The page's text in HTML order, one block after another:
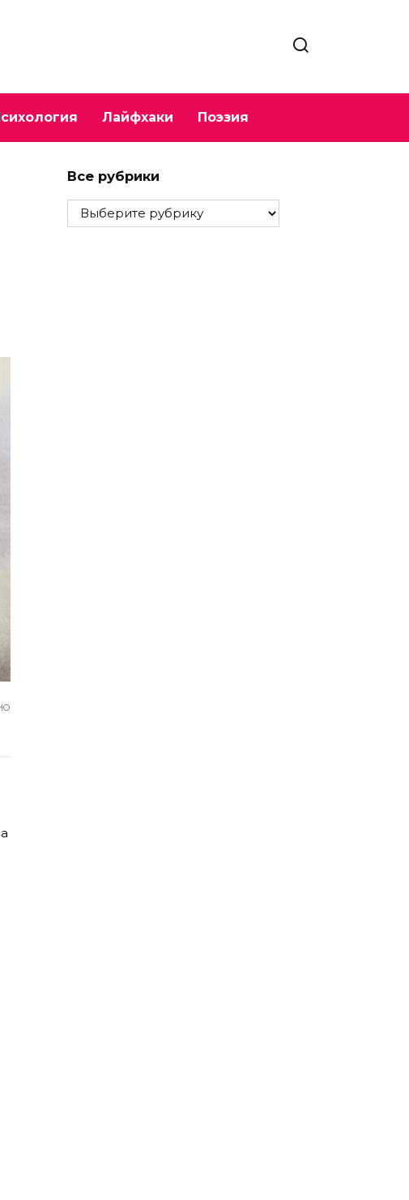
Лайфхаки Поэзия
Все рубрики
Все
рубрики